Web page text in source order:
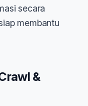
secara
membantu
&